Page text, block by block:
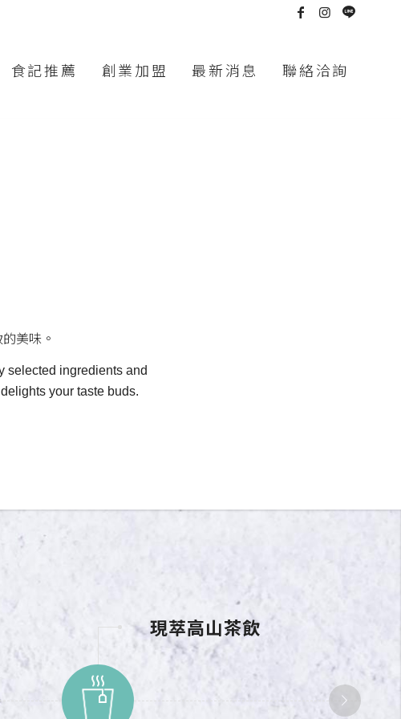
食記推薦 創業加盟 最新消息 聯絡洽詢
美味。
selected ingredients and
your taste buds.
現萃高山茶飲